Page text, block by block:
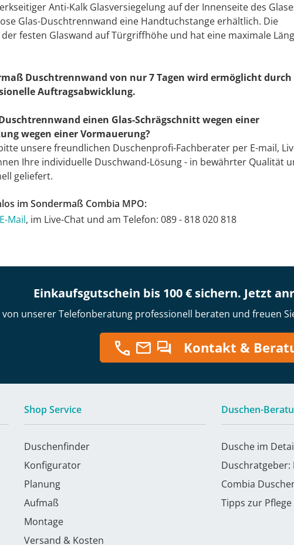
Anti-Kalk Glasversiegelung auf der Innenseite des
Glas-Duschtrennwand eine Handtuchstange erhältlich. Die
festen Glaswand auf Türgriffhöhe und hat eine maximale
Duschtrennwand von nur 7 Tagen wird ermöglicht durch
Auftragsabwicklung.
einen Glas-Schrägschnitt wegen einer
wegen einer Vormauerung?
unsere freundlichen Duschenprofi-Fachberater per E-mail,
Ihre individuelle Duschwand-Lösung - in bewährter Qualität
geliefert.
im Sondermaß Combia MPO:
E-Mail, im Live-Chat und am Telefon: 089 - 818 020 818
Einkaufsgutschein bis 100 € sichern. Jetzt
von unserer Telefonberatung professionell beraten und freuen
Kontakt &
Shop Service
Duschenfinder
Konfigurator
Planung
Aufmaß
Montage
Versand & Kosten
Duschen-
Dusche im
Duschratgeber:
Combia
Tipps zur